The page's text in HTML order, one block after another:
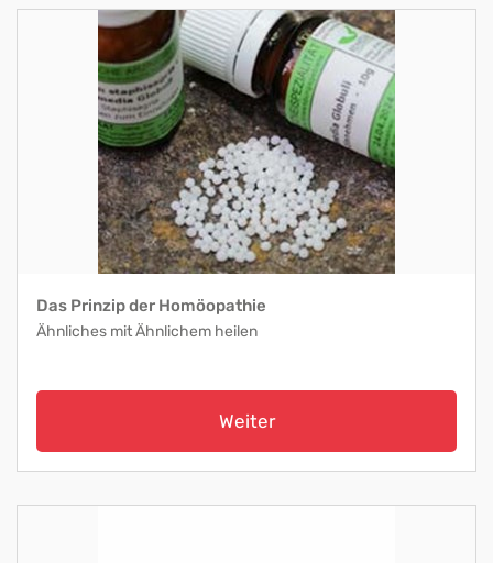
Das Prinzip der Homöopathie
Ähnliches mit Ähnlichem heilen
Weiter